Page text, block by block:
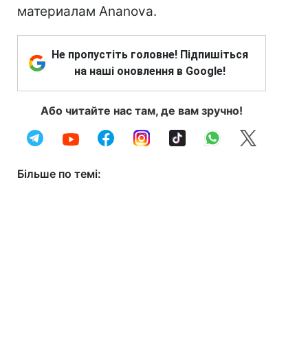
материалам Ananova.
Не пропустіть головне! Підпишіться
на наші оновлення в Google!
Або читайте нас там, де вам зручно!
Більше по темі: